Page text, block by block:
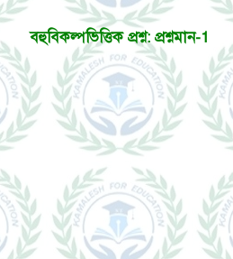
বহুবিকল্পভিত্তিক প্রশ্ন: প্রশ্নমান-1